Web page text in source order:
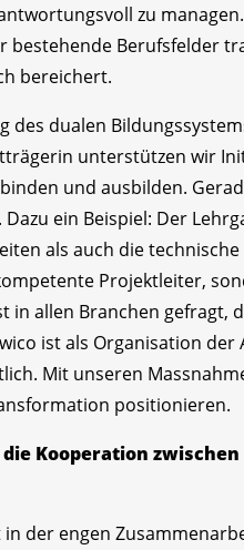
zu
bestehende Berufsfelder
bereichert.
des dualen
unterstützen wir
und ausbilden.
Dazu ein Beispiel: Der
als auch die
Projektleiter,
in allen Branchen
ist als Organisation
Mit unseren
positionieren.
Kooperation
in der engen